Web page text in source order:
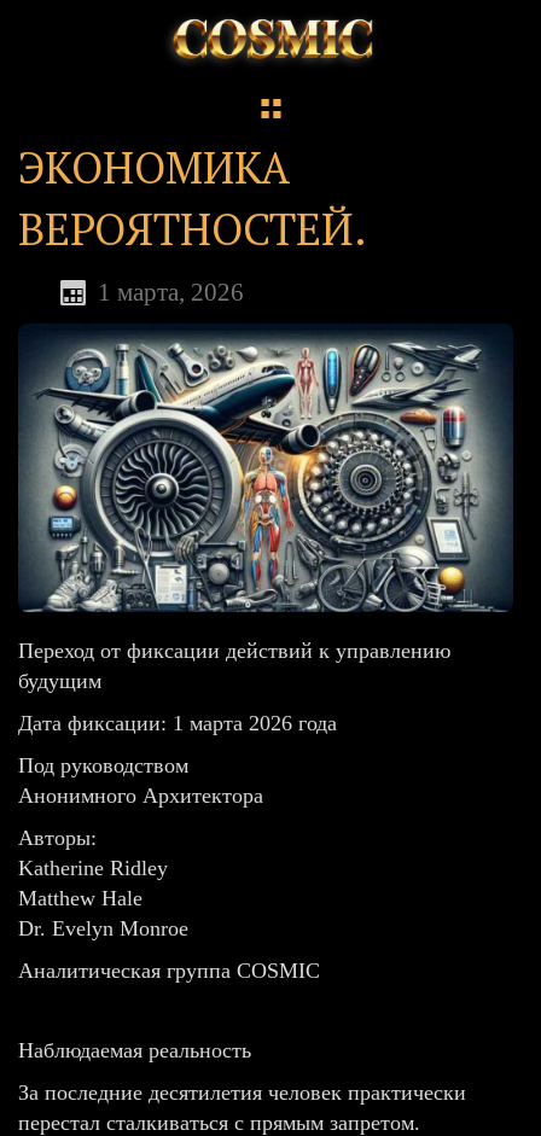
ЭКОНОМИКА
ВЕРОЯТНОСТЕЙ.
1 марта, 2026
Переход от фиксации действий к управлению
будущим
Дата фиксации: 1 марта 2026 года
Под руководством
Анонимного Архитектора
Авторы:
Katherine Ridley
Matthew Hale
Dr. Evelyn Monroe
Аналитическая группа COSMIC
Наблюдаемая реальность
За последние десятилетия человек практически
перестал сталкиваться с прямым запретом.